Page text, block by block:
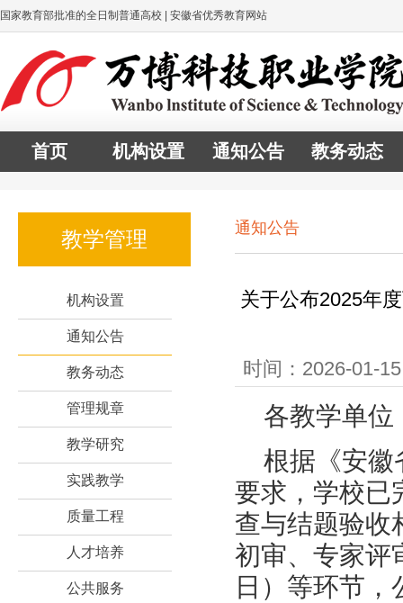
国家教育部批准的全日制普通高校 | 安徽省优秀教育网站
首页 机构设置 通知公告 教务动态
教学管理
机构设置
通知公告
教务动态
管理规章
教学研究
实践教学
质量工程
人才培养
公共服务
通知公告
关于公布2025年
时间：2026-01-
各教学单位
根据《安徽
要求，学校已
查与结题验收
初审、专家评
日）等环节